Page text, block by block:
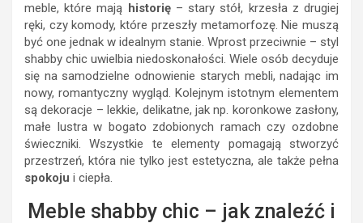
meble, które mają historię– stary stół, krzesła z drugiej
ręki, czy komody, które przeszły metamorfozę. Nie muszą
być one jednak w idealnym stanie. Wprost przeciwnie – styl
shabby chic uwielbia niedoskonałości. Wiele osób decyduje
się na samodzielne odnowienie starych mebli, nadając im
nowy, romantyczny wygląd. Kolejnym istotnym elementem
są dekoracje – lekkie, delikatne, jak np. koronkowe zasłony,
małe lustra w bogato zdobionych ramach czy ozdobne
świeczniki. Wszystkie te elementy pomagają stworzyć
przestrzeń, która nie tylko jest estetyczna, ale także pełna
spokoju i ciepła.
Meble shabby chic – jak znaleźć i